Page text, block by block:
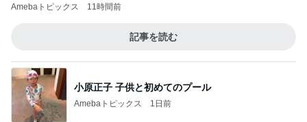
Amebaトピックス 24時間前